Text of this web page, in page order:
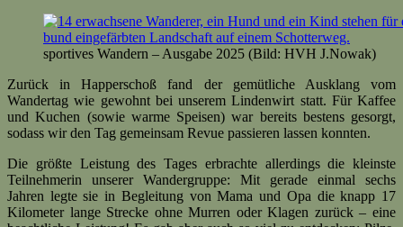
sportives Wandern – Ausgabe 2025 (Bild: HVH J.Nowak)
Zurück in Happerschoß fand der gemütliche Ausklang vom
Wandertag wie gewohnt bei unserem Lindenwirt statt. Für Kaffee
und Kuchen (sowie warme Speisen) war bereits bestens gesorgt,
sodass wir den Tag gemeinsam Revue passieren lassen konnten.
Die größte Leistung des Tages erbrachte allerdings die kleinste
Teilnehmerin unserer Wandergruppe: Mit gerade einmal sechs
Jahren legte sie in Begleitung von Mama und Opa die knapp 17
Kilometer lange Strecke ohne Murren oder Klagen zurück – eine